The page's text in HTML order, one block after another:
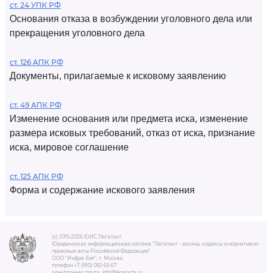
ст. 24 УПК РФ
Основания отказа в возбуждении уголовного дела или
прекращения уголовного дела
ст. 126 АПК РФ
Документы, прилагаемые к исковому заявлению
ст. 49 АПК РФ
Изменение основания или предмета иска, изменение
размера исковых требований, отказ от иска, признание
иска, мировое соглашение
ст. 125 АПК РФ
Форма и содержание искового заявления
(c) 2015-2026 ЮИС Легалакт
Юридическая информационная система "Легалакт - законы, кодексы и нормативно-
правовые акты Российской Федерации"
ООО "Инфра-Бит", г. Москва.
телефон +7 (910) 050-65-67